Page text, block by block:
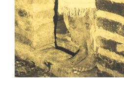
vous
offrir
service
plus
personnalisé.